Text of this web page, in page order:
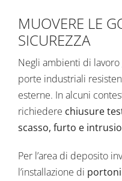
MUOVERE LE
SICUREZZA
Negli ambienti di
porte industriali
esterne. In alcuni
richiedere chiusure
scasso, furto e
Per l’area di deposito
l’installazione di